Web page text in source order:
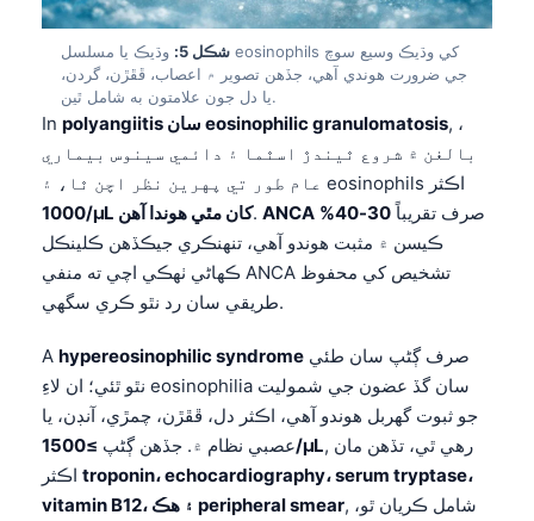
شڪل 5:
وڌيڪ يا مسلسل eosinophils کي وڌيڪ وسيع سوچ
جي ضرورت هوندي آهي، جڏهن تصوير ۾ اعصاب، ڦڦڙن، گردن،
يا دل جون علامتون به شامل ٿين.
In polyangiitis سان eosinophilic granulomatosis, ،
بالغن ۾ شروع ٿيندڙ اسٿما ۽ دائمي سينوس بيماري
عام طور تي پهرين نظر اچن ٿا، ۽ eosinophils اڪثر
1000/µL کان مٿي هوندا آهن. ANCA صرف تقريباً30-40%
ڪيسن ۾ مثبت هوندو آهي، تنهنڪري جيڪڏهن ڪلينڪل
ڪهاڻي ٺهڪي اچي ته منفي ANCA تشخيص کي محفوظ
طريقي سان رد نٿو ڪري سگهي.
A hypereosinophilic syndrome
نٿو ٿئي؛ ان لاءِ eosinophilia سان گڏ عضون جي شموليت
جو ثبوت گهربل هوندو آهي، اڪثر دل، ڦڦڙن، چمڙي، آنڊن، يا
عصبي نظام ۾. جڏهن ڳڻپ≥1500/µL, رهي ٿي، تڏهن مان
troponin، echocardiography، serum tryptase،
vitamin B12، ۽ هڪ peripheral smear, شامل ڪريان ٿو،